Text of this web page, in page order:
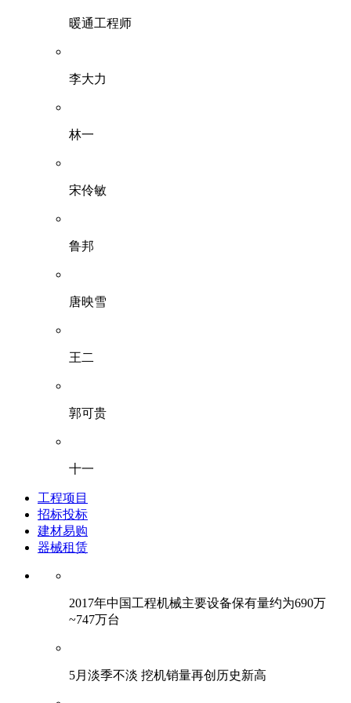
暖通工程师
李大力
林一
宋伶敏
鲁邦
唐映雪
王二
郭可贵
十一
工程项目
招标投标
建材易购
器械租赁
2017年中国工程机械主要设备保有量约为690万
~747万台
5月淡季不淡 挖机销量再创历史新高